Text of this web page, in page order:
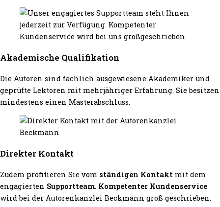
Akademische Qualifikation
Die Autoren sind fachlich ausgewiesene Akademiker und
geprüfte Lektoren mit mehrjähriger Erfahrung. Sie besitzen
mindestens einen Masterabschluss.
Direkter Kontakt
Zudem profitieren Sie vom ständigen Kontakt mit dem
engagierten Supportteam. Kompetenter Kundenservice
wird bei der Autorenkanzlei Beckmann groß geschrieben.